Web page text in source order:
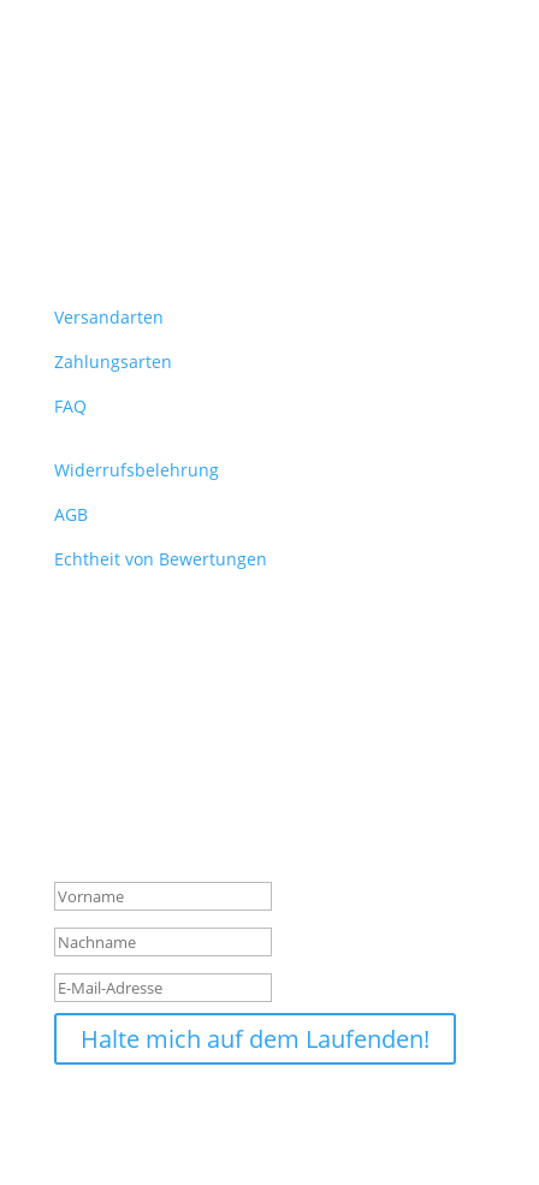
Versandarten
Zahlungsarten
FAQ
Widerrufsbelehrung
AGB
Echtheit von Bewertungen
Halte mich auf dem Laufenden!